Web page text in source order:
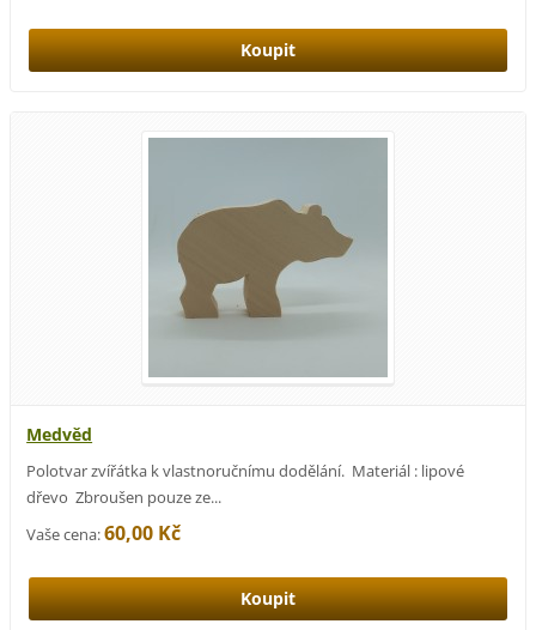
Medvěd
Polotvar zvířátka k vlastnoručnímu dodělání. Materiál : lipové
dřevo Zbroušen pouze ze...
Vaše cena:60,00 Kč